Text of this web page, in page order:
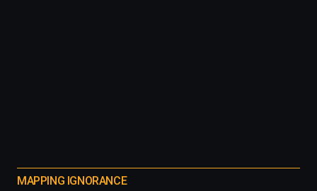
MAPPING IGNORANCE